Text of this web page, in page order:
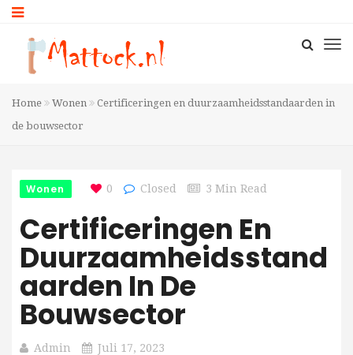
Home Wonen
Certificeringen en duurzaamheidsstandaarden in
de bouwsector
Wonen 0 Closed 3 Min Read
Certificeringen En
Duurzaamheidsstand
Aarden In De
Bouwsector
Admin Juli 17, 2023